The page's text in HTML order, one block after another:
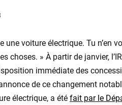
une voiture électrique. Tu n’en
choses. » À partir de janvier,
immédiate des
de ce changement
électrique, a été fait par le